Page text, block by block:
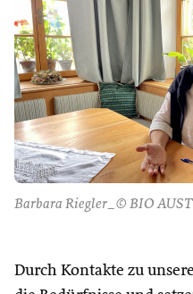
Barbara Riegler_© BIO
Durch Kontakte zu